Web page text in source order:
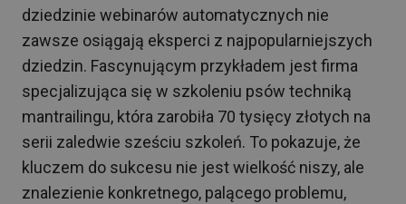
dziedzinie webinarów automatycznych nie
zawsze osiągają eksperci z najpopularniejszych
dziedzin. Fascynującym przykładem jest firma
specjalizująca się w szkoleniu psów techniką
mantrailingu, która zarobiła 70 tysięcy złotych na
serii zaledwie sześciu szkoleń. To pokazuje, że
kluczem do sukcesu nie jest wielkość niszy, ale
znalezienie konkretnego, palącego problemu,